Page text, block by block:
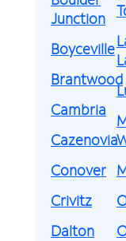
Junction
Boyceville
Brantwood
Cambria
Cazenovia
Conover
Crivitz
Dalton